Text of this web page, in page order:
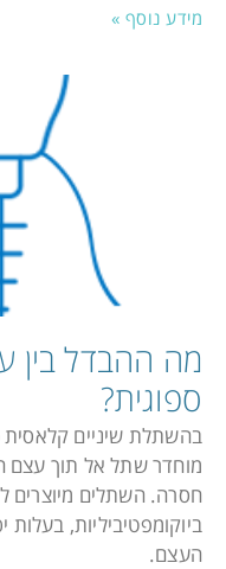
מידע נוסף »
מה ההבדל בין
ספוגית?
מוחדר שתל אל תוך
חסרה. השתלים מיוצרים
ביוקומפטיביליות,
העצם.